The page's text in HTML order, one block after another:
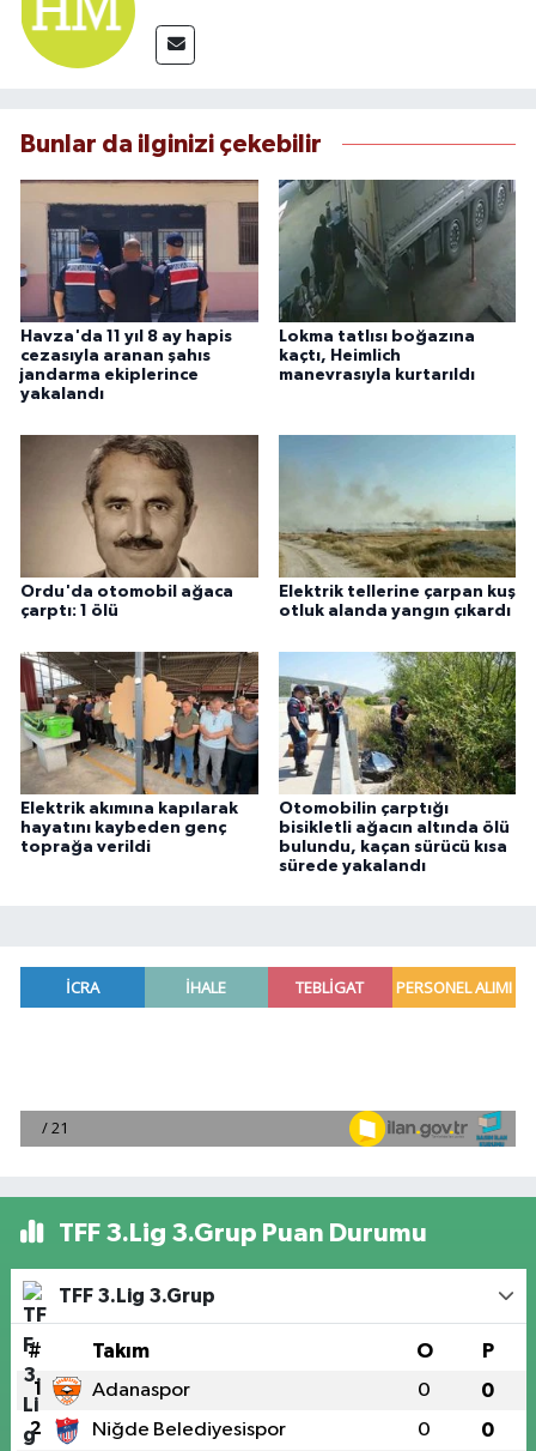
Bunlar da ilginizi çekebilir
Havza'da 11 yıl 8 ay hapis
cezasıyla aranan şahıs
jandarma ekiplerince
yakalandı
Lokma tatlısı boğazına
kaçtı, Heimlich
manevrasıyla kurtarıldı
Ordu'da otomobil ağaca
çarptı: 1 ölü
Elektrik tellerine çarpan kuş
otluk alanda yangın çıkardı
Elektrik akımına kapılarak
hayatını kaybeden genç
toprağa verildi
Otomobilin çarptığı
bisikletli ağacın altında ölü
bulundu, kaçan sürücü kısa
sürede yakalandı
TFF 3.Lig 3.Grup Puan Durumu
TFF 3.Lig 3.Grup
# Takım O P
1 Adanaspor 0 0
2 Niğde Belediyesispor 0 0